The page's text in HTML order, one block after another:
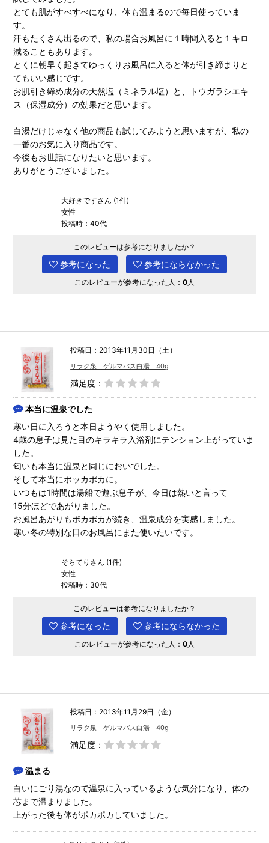
とても肌がすべすべになり、体も温まるので毎日使っていま
す。
汗もたくさん出るので、私の場合お風呂に１時間入ると１キロ
減ることもあります。
とくに朝早く起きてゆっくりお風呂に入ると体が引き締まりと
てもいい感じです。
お肌引き締め成分の天然塩（ミネラル塩）と、トウガラシエキ
ス（保湿成分）の効果だと思います。
白湯だけじゃなく他の商品も試してみようと思いますが、私の
一番のお気に入り商品です。
今後もお世話になりたいと思います。
ありがとうございました。
大好きですさん (1件)
女性
投稿時：40代
このレビューは参考になりましたか？
参考になった 参考にならなかった
このレビューが参考になった人： 0 人
投稿日：2013年11月30日（土）
リラク泉 ゲルマバス白湯 40g
満足度：
本当に温泉でした
寒い日に入ろうと本日ようやく使用しました。
4歳の息子は見た目のキラキラ入浴剤にテンション上がっていま
した。
匂いも本当に温泉と同じにおいでした。
そして本当にポッカポカに。
いつもは1時間は湯船で遊ぶ息子が、今日は熱いと言って
15分ほどであがりました。
お風呂あがりもポカポカが続き、温泉成分を実感しました。
寒い冬の特別な日のお風呂にまた使いたいです。
そらてりさん (1件)
女性
投稿時：30代
このレビューは参考になりましたか？
参考になった 参考にならなかった
このレビューが参考になった人： 0人
投稿日：2013年11月29日（金）
リラク泉 ゲルマバス白湯 40g
満足度：
温まる
白いにごり湯なので温泉に入っているような気分になり、体の
芯まで温まりました。
上がった後も体がポカポカしていました。